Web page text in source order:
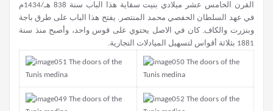
القرن الخامس عشر ميلادي بنيت سقاية هذا الباب سنة 838 هـ/1434م
في عهد السلطان الحفصي محمد المنتصر. يفتح هذا الباب على طرق باجة
وبنزرت والكاف. كان في الاصل يحتوي على قوس واحد، وأصبح منذ سنة
1881 بثلاثة أقواس لتسهيل الميادلات التجارية.